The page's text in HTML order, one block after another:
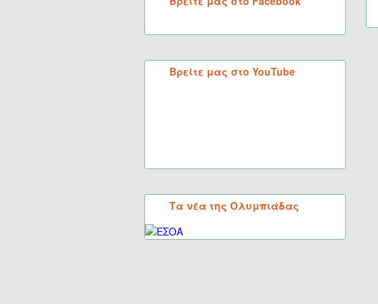
Βρείτε μας στο YouTube
Τα νέα της Ολυμπιάδας